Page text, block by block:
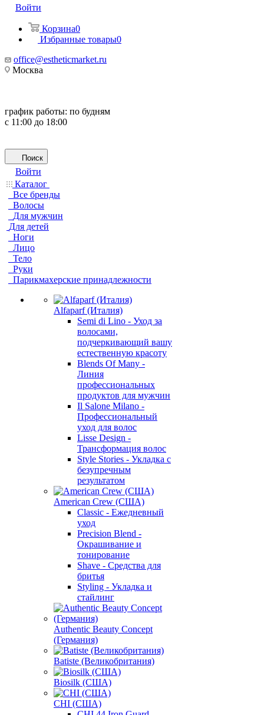
Войти
Корзина0
Избранные товары0
office@estheticmarket.ru
Москва
график работы: по будням
с 11:00 до 18:00
Поиск
Войти
Каталог
Все бренды
Волосы
Для мужчин
Для детей
Ноги
Лицо
Тело
Руки
Парикмахерские принадлежности
Alfaparf (Италия)
Semi di Lino - Уход за
волосами,
подчеркивающий вашу
естественную красоту
Blends Of Many -
Линия
профессиональных
продуктов для мужчин
Il Salone Milano -
Профессиональный
уход для волос
Lisse Design -
Трансформация волос
Style Stories - Укладка с
безупречным
результатом
American Crew (США)
Classic - Ежедневный
уход
Precision Blend -
Окрашивание и
тонирование
Shave - Средства для
бритья
Styling - Укладка и
стайлинг
Authentic Beauty Concept
(Германия)
Batiste (Великобритания)
Biosilk (США)
CHI (США)